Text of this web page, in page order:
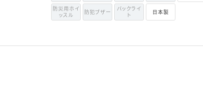
防災用ホイ
ッスル
防犯ブザー
バックライ
ト
日本製